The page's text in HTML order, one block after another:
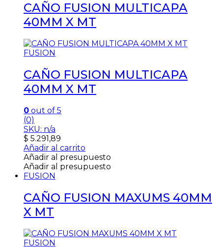
CAÑO FUSION MULTICAPA
40MM X MT
FUSION
CAÑO FUSION MULTICAPA
40MM X MT
0 out of 5
(0)
SKU: n/a
$ 5.291,89
Añadir al carrito
Añadir al presupuesto
Añadir al presupuesto
FUSION
CAÑO FUSION MAXUMS 40MM
X MT
FUSION